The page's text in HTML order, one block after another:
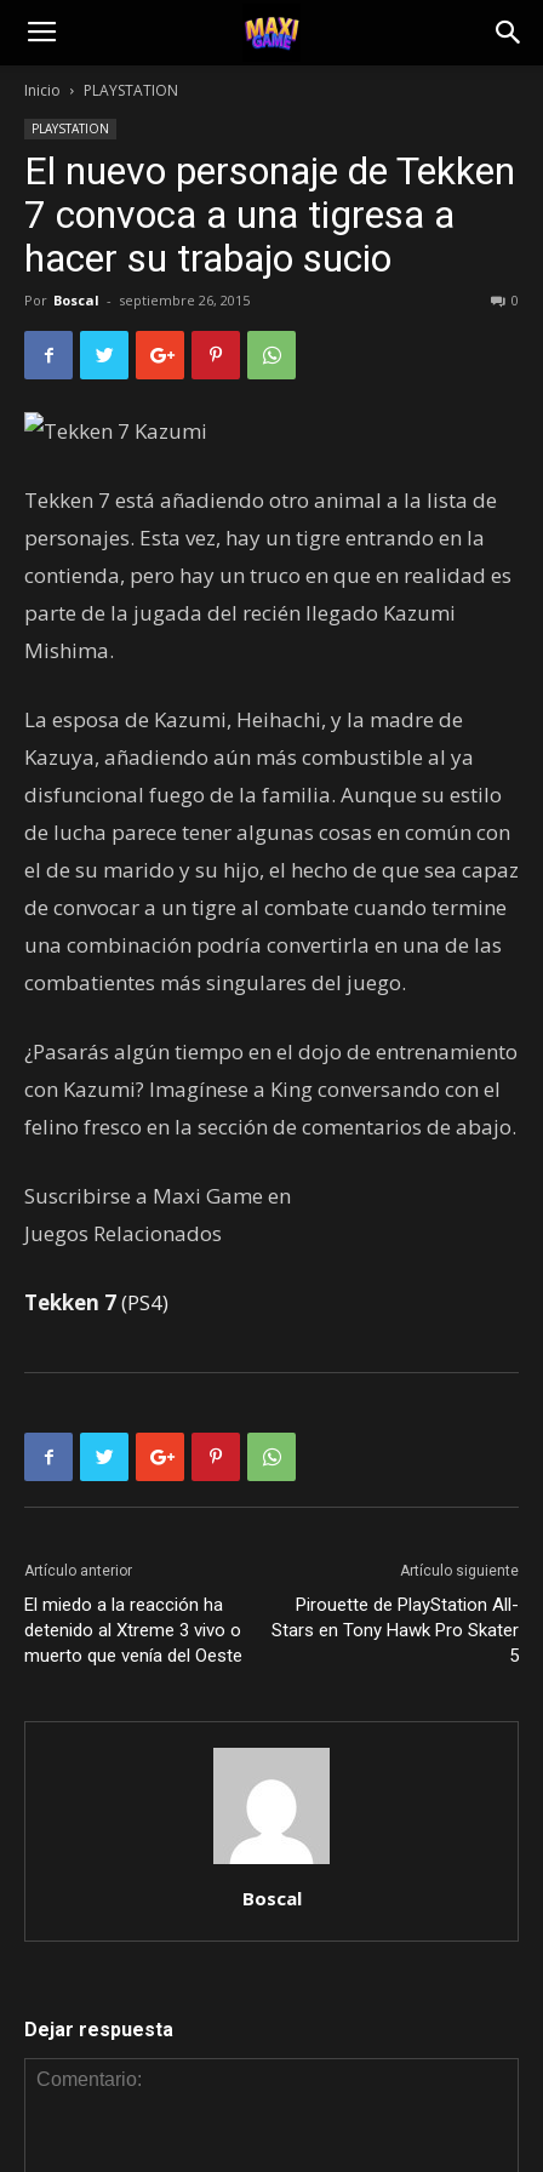
Inicio PLAYSTATION
PLAYSTATION
El nuevo personaje de Tekken
7 convoca a una tigresa a
hacer su trabajo sucio
Por Boscal - septiembre 26, 2015 0
Tekken 7 está añadiendo otro animal a la lista de
personajes. Esta vez, hay un tigre entrando en la
contienda, pero hay un truco en que en realidad es
parte de la jugada del recién llegado Kazumi
Mishima.
La esposa de Kazumi, Heihachi, y la madre de
Kazuya, añadiendo aún más combustible al ya
disfuncional fuego de la familia. Aunque su estilo
de lucha parece tener algunas cosas en común con
el de su marido y su hijo, el hecho de que sea capaz
de convocar a un tigre al combate cuando termine
una combinación podría convertirla en una de las
combatientes más singulares del juego.
¿Pasarás algún tiempo en el dojo de entrenamiento
con Kazumi? Imagínese a King conversando con el
felino fresco en la sección de comentarios de abajo.
Suscribirse a Maxi Game en
Juegos Relacionados
Tekken 7(PS4)
Artículo anterior
El miedo a la reacción ha
detenido al Xtreme 3 vivo o
muerto que venía del Oeste
Artículo siguiente
Pirouette de PlayStation All-
Stars en Tony Hawk Pro Skater
5
Boscal
Dejar respuesta